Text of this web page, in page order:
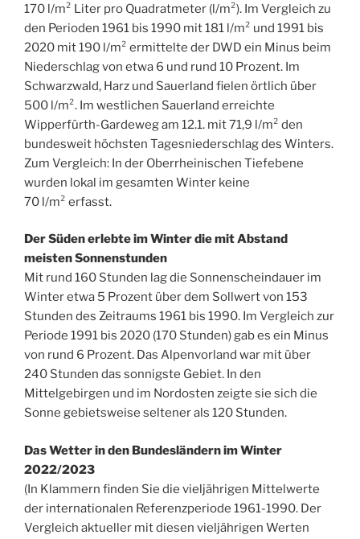
170 l/m² Liter pro Quadratmeter (l/m²). Im Vergleich zu
den Perioden 1961 bis 1990 mit 181 l/m² und 1991 bis
2020 mit 190 l/m² ermittelte der DWD ein Minus beim
Niederschlag von etwa 6 und rund 10 Prozent. Im
Schwarzwald, Harz und Sauerland fielen örtlich über
500 l/m². Im westlichen Sauerland erreichte
Wipperfürth-Gardeweg am 12.1. mit 71,9 l/m² den
bundesweit höchsten Tagesniederschlag des Winters.
Zum Vergleich: In der Oberrheinischen Tiefebene
wurden lokal im gesamten Winter keine
70 l/m² erfasst.
Der Süden erlebte im Winter die mit Abstand
meisten Sonnenstunden
Mit rund 160 Stunden lag die Sonnenscheindauer im
Winter etwa 5 Prozent über dem Sollwert von 153
Stunden des Zeitraums 1961 bis 1990. Im Vergleich zur
Periode 1991 bis 2020 (170 Stunden) gab es ein Minus
von rund 6 Prozent. Das Alpenvorland war mit über
240 Stunden das sonnigste Gebiet. In den
Mittelgebirgen und im Nordosten zeigte sie sich die
Sonne gebietsweise seltener als 120 Stunden.
Das Wetter in den Bundesländern im Winter
2022/2023
(In Klammern finden Sie die vieljährigen Mittelwerte
der internationalen Referenzperiode 1961-1990. Der
Vergleich aktueller mit diesen vieljährigen Werten